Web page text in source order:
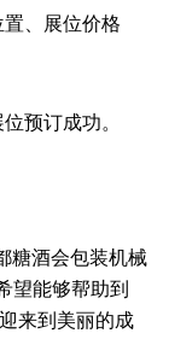
、展位价格
预订成功。
糖酒会包装机械
望能够帮助到
来到美丽的成